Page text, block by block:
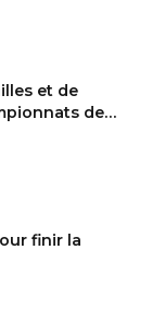
et de
de
finir la